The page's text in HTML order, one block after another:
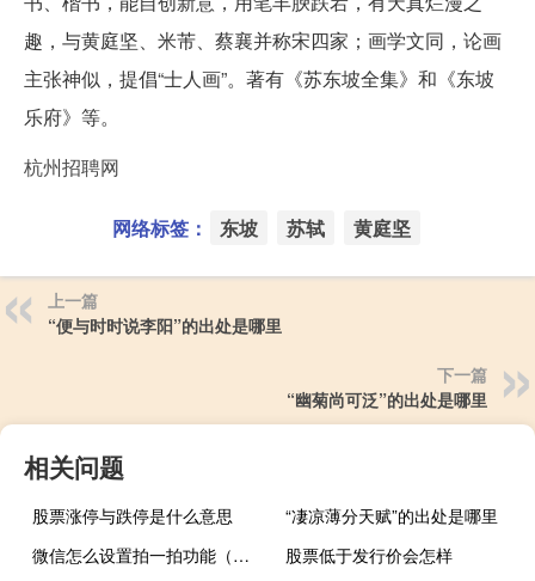
趣，与黄庭坚、米芾、蔡襄并称宋四家；画学文同，论画
主张神似，提倡“士人画”。著有《苏东坡全集》和《东坡
乐府》等。
杭州招聘网
网络标签： 东坡 苏轼 黄庭坚
上一篇
“便与时时说李阳”的出处是哪里
下一篇
“幽菊尚可泛”的出处是哪里
相关问题
股票涨停与跌停是什么意思
“凄凉薄分天赋”的出处是哪里
微信怎么设置拍一拍功能（微信怎么设置拍一拍）
股票低于发行价会怎样